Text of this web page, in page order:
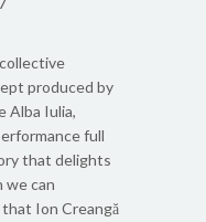
produced by
Alba Iulia,
full
that delights
we can
Ion Creangă